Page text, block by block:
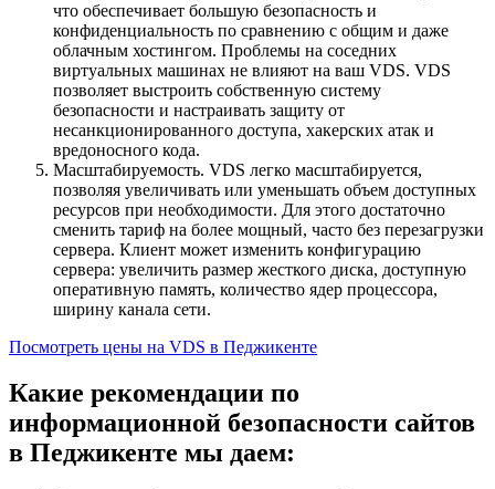
что обеспечивает большую безопасность и
конфиденциальность по сравнению с общим и даже
облачным хостингом. Проблемы на соседних
виртуальных машинах не влияют на ваш VDS. VDS
позволяет выстроить собственную систему
безопасности и настраивать защиту от
несанкционированного доступа, хакерских атак и
вредоносного кода.
Масштабируемость. VDS легко масштабируется,
позволяя увеличивать или уменьшать объем доступных
ресурсов при необходимости. Для этого достаточно
сменить тариф на более мощный, часто без перезагрузки
сервера. Клиент может изменить конфигурацию
сервера: увеличить размер жесткого диска, доступную
оперативную память, количество ядер процессора,
ширину канала сети.
Посмотреть цены на VDS в Педжикенте
Какие рекомендации по
информационной безопасности сайтов
в Педжикенте мы даем: